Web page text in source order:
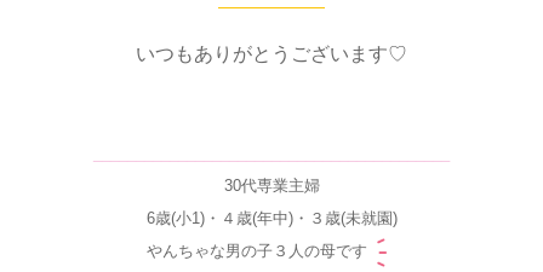
いつもありがとうございます♡
30代専業主婦
6歳(小1)・ ４歳(年中)・ ３歳(未就園)
やんちゃな男の子３人の母です